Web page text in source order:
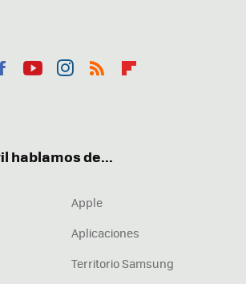
hablamos de...
Apple
Aplicaciones
Territorio Samsung